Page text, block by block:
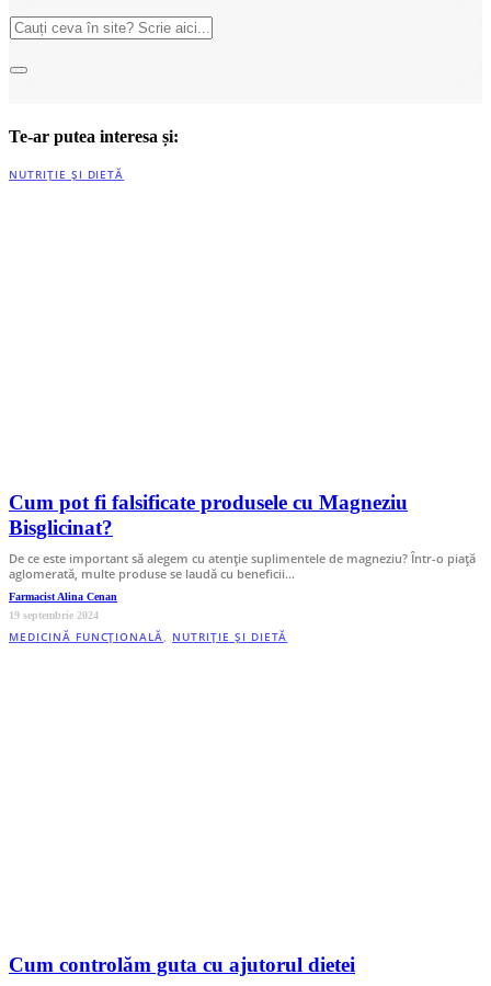
Te-ar putea interesa și:
NUTRIȚIE ȘI DIETĂ
Cum pot fi falsificate produsele cu Magneziu
Bisglicinat?
De ce este important să alegem cu atenție suplimentele de magneziu? Într-o piață
aglomerată, multe produse se laudă cu beneficii…
Farmacist Alina Cenan
19 septembrie 2024
MEDICINĂ FUNCȚIONALĂ, NUTRIȚIE ȘI DIETĂ
Cum controlăm guta cu ajutorul dietei